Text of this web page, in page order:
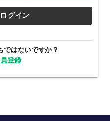
グイン
ではないですか？
登録